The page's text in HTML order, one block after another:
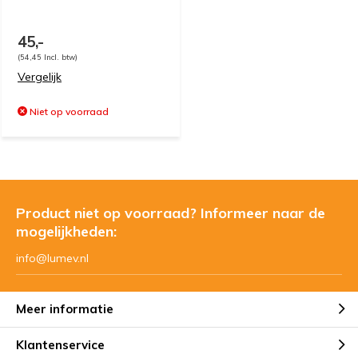
45,-
(54,45 Incl. btw)
Vergelijk
Niet op voorraad
Product niet op voorraad? Informeer naar de
mogelijkheden:
info@lumev.nl
Meer informatie
Klantenservice